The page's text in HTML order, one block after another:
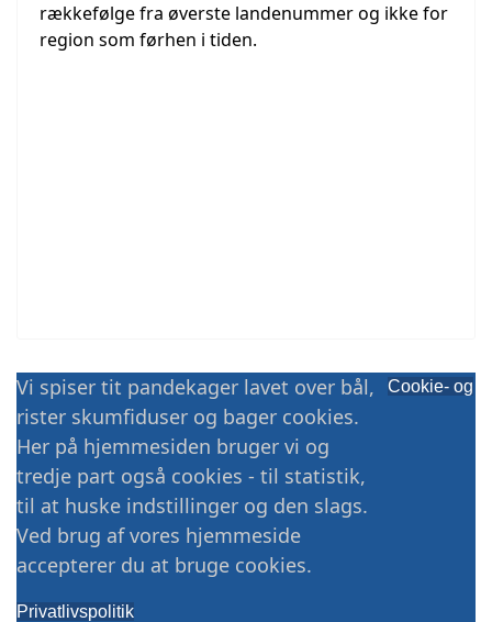
rækkefølge fra øverste landenummer og ikke for
region som førhen i tiden.
Vi spiser tit pandekager lavet over bål,
rister skumfiduser og bager cookies.
Her på hjemmesiden bruger vi og
tredje part også cookies - til statistik,
til at huske indstillinger og den slags.
Ved brug af vores hjemmeside
accepterer du at bruge cookies.
Cookie- og
Privatlivspolitik